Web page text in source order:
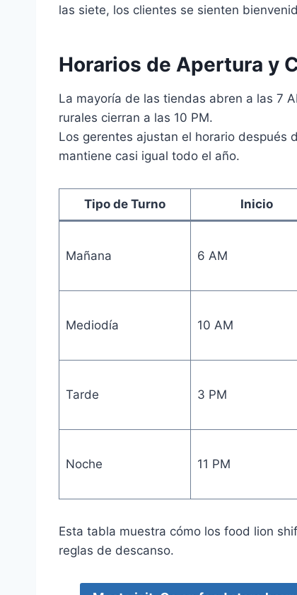
las siete, los clientes se sienten
Horarios de Apertura y
La mayoría de las tiendas abren a las 7
rurales cierran a las 10 PM.
Los gerentes ajustan el horario después
mantiene casi igual todo el año.
Tipo de Turno Inicio
Mañana 6 AM
Mediodía 10 AM
Tarde 3 PM
Noche 11 PM
Esta tabla muestra cómo los food lion
reglas de descanso.